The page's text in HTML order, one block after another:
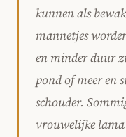
kunnen als
mannetjes
en minder duur
pond of meer en
schouder.
vrouwelijke